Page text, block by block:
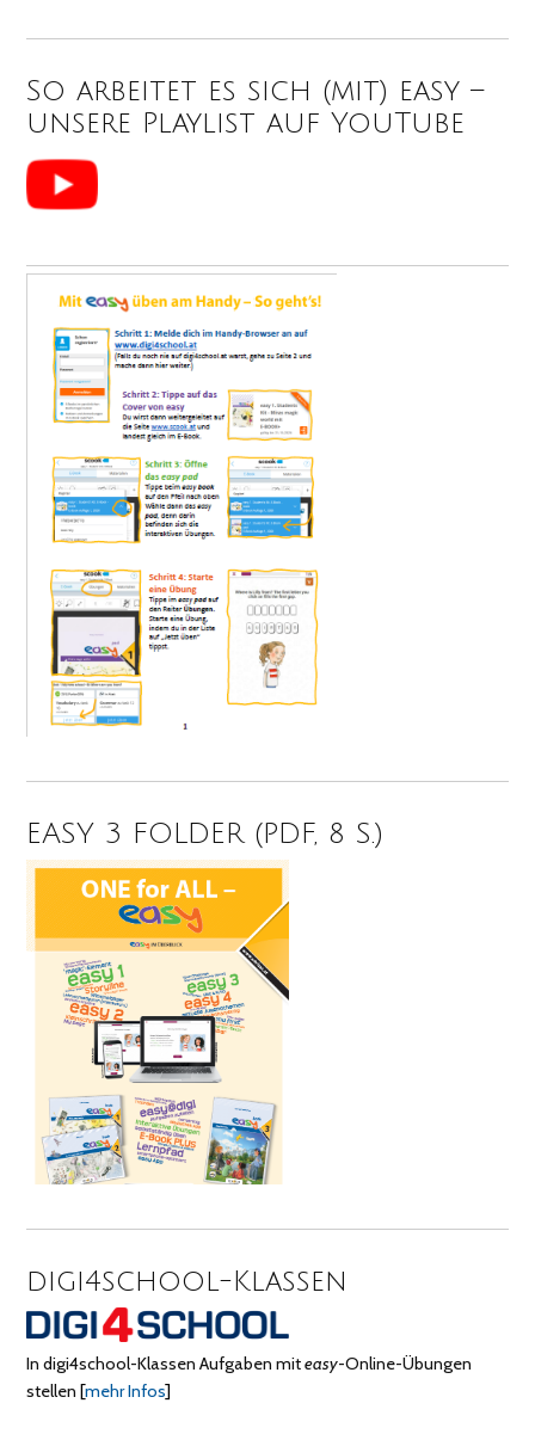
So arbeitet es sich (mit) easy –
unsere Playlist auf YouTube
EASY 3 FOLDER (PDF, 8 S.)
digi4school-Klassen
In digi4school-Klassen Aufgaben miteasy-Online-Übungen
stellen [mehr Infos]